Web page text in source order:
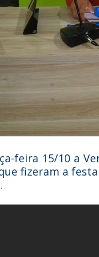
feira 15/10 a
fizeram a
.